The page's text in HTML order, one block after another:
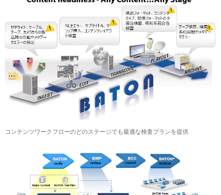
コンテンツワークフローのどのステージでも最適な検査プランを提供